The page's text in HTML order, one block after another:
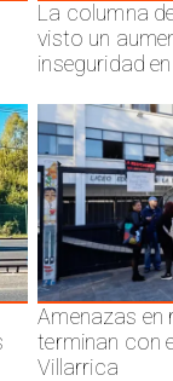
La columna
visto un
inseguridad
Amenazas en
terminan con
Villarrica